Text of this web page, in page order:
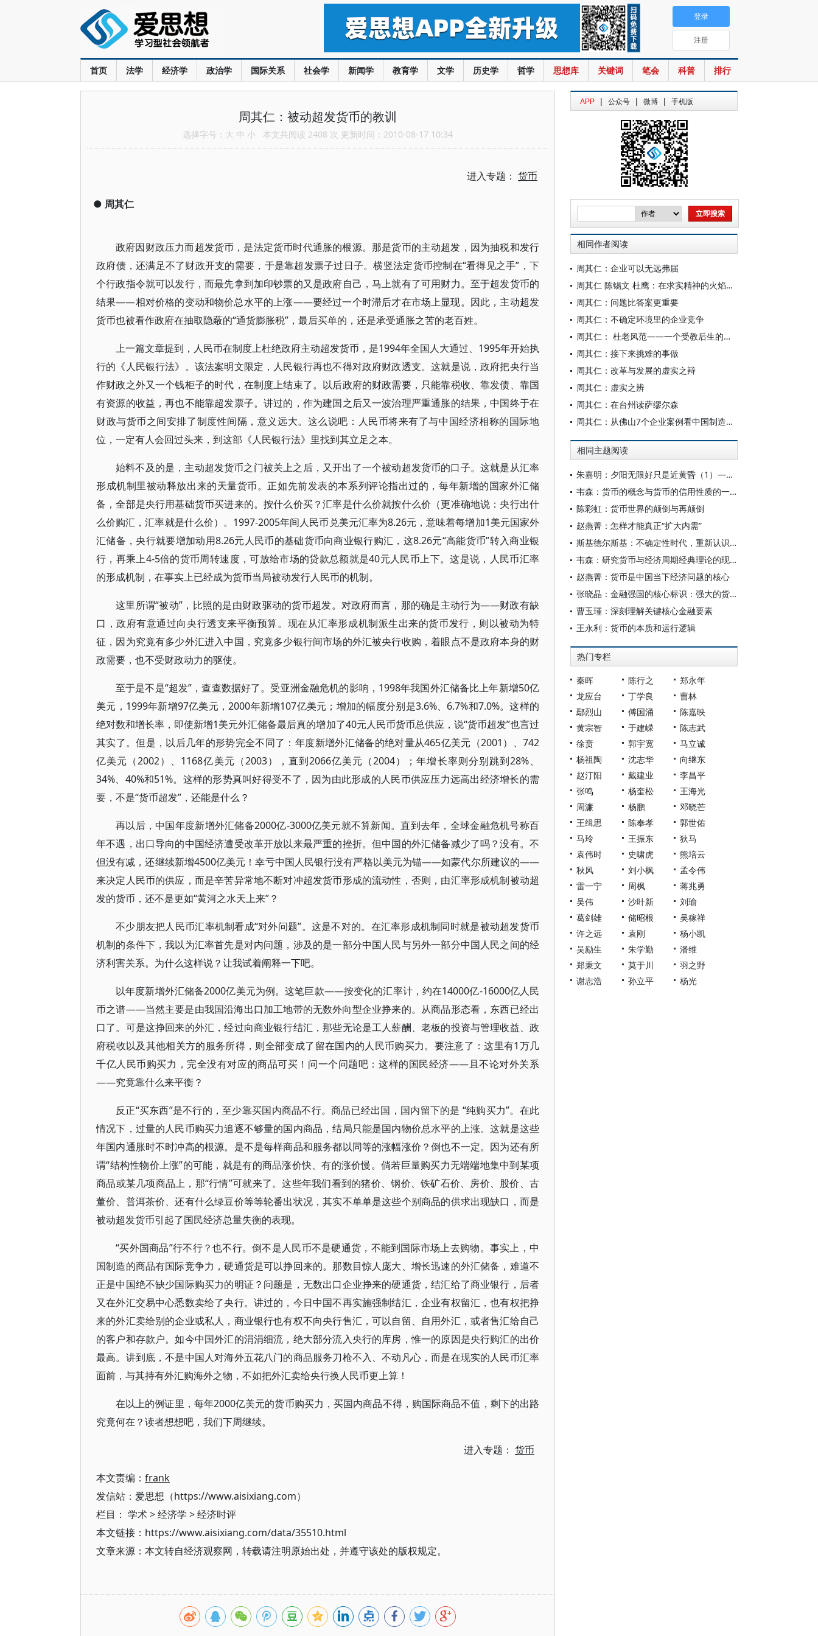
首页 法学 经济学 政治学 国际关系 社会学 新闻学 教育学 文学 历史学 哲学 思想库 关键词 笔会 科普 排行
登录
注册
周其仁：被动超发货币的教训
选择字号： 大 中 小 本文共阅读 2408 次 更新时间：2010-08-17 10:34
进入专题： 货币
● 周其仁
政府因财政压力而超发货币，是法定货币时代通胀的根源。那是货币的主动超发，因为抽税和发行
政府债，还满足不了财政开支的需要，于是靠超发票子过日子。横竖法定货币控制在“看得见之手”，下
个行政指令就可以发行，而最先拿到加印钞票的又是政府自己，马上就有了可用财力。至于超发货币的
结果——相对价格的变动和物价总水平的上涨——要经过一个时滞后才在市场上显现。因此，主动超发
货币也被看作政府在抽取隐蔽的“通货膨胀税”，最后买单的，还是承受通胀之苦的老百姓。
上一篇文章提到，人民币在制度上杜绝政府主动超发货币，是1994年全国人大通过、1995年开始执
行的《人民银行法》。该法案明文限定，人民银行再也不得对政府财政透支。这就是说，政府把央行当
作财政之外又一个钱柜子的时代，在制度上结束了。以后政府的财政需要，只能靠税收、靠发债、靠国
有资源的收益，再也不能靠超发票子。讲过的，作为建国之后又一波治理严重通胀的结果，中国终于在
财政与货币之间安排了制度性间隔，意义远大。这么说吧：人民币将来有了与中国经济相称的国际地
位，一定有人会回过头来，到这部《人民银行法》里找到其立足之本。
始料不及的是，主动超发货币之门被关上之后，又开出了一个被动超发货币的口子。这就是从汇率
形成机制里被动释放出来的天量货币。正如先前发表的本系列评论指出过的，每年新增的国家外汇储
备，全部是央行用基础货币买进来的。按什么价买？汇率是什么价就按什么价（更准确地说：央行出什
么价购汇，汇率就是什么价）。1997-2005年间人民币兑美元汇率为8.26元，意味着每增加1美元国家外
汇储备，央行就要增加动用8.26元人民币的基础货币向商业银行购汇，这8.26元“高能货币”转入商业银
行，再乘上4-5倍的货币周转速度，可放给市场的贷款总额就是40元人民币上下。这是说，人民币汇率
的形成机制，在事实上已经成为货币当局被动发行人民币的机制。
这里所谓“被动”，比照的是由财政驱动的货币超发。对政府而言，那的确是主动行为——财政有缺
口，政府有意通过向央行透支来平衡预算。现在从汇率形成机制派生出来的货币发行，则以被动为特
征，因为究竟有多少外汇进入中国，究竟多少银行间市场的外汇被央行收购，着眼点不是政府本身的财
政需要，也不受财政动力的驱使。
至于是不是“超发”，查查数据好了。受亚洲金融危机的影响，1998年我国外汇储备比上年新增50亿
美元，1999年新增97亿美元，2000年新增107亿美元；增加的幅度分别是3.6%、6.7%和7.0%。这样的
绝对数和增长率，即使新增1美元外汇储备最后真的增加了40元人民币货币总供应，说“货币超发”也言过
其实了。但是，以后几年的形势完全不同了：年度新增外汇储备的绝对量从465亿美元（2001）、742
亿美元（2002）、1168亿美元（2003），直到2066亿美元（2004）；年增长率则分别跳到28%、
34%、40%和51%。这样的形势真叫好得受不了，因为由此形成的人民币供应压力远高出经济增长的需
要，不是“货币超发”，还能是什么？
再以后，中国年度新增外汇储备2000亿-3000亿美元就不算新闻。直到去年，全球金融危机号称百
年不遇，出口导向的中国经济遭受改革开放以来最严重的挫折。但中国的外汇储备减少了吗？没有。不
但没有减，还继续新增4500亿美元！幸亏中国人民银行没有严格以美元为锚——如蒙代尔所建议的——
来决定人民币的供应，而是辛苦异常地不断对冲超发货币形成的流动性，否则，由汇率形成机制被动超
发的货币，还不是更如“黄河之水天上来”？
不少朋友把人民币汇率机制看成“对外问题”。这是不对的。在汇率形成机制同时就是被动超发货币
机制的条件下，我以为汇率首先是对内问题，涉及的是一部分中国人民与另外一部分中国人民之间的经
济利害关系。为什么这样说？让我试着阐释一下吧。
以年度新增外汇储备2000亿美元为例。这笔巨款——按变化的汇率计，约在14000亿-16000亿人民
币之谱——当然主要是由我国沿海出口加工地带的无数外向型企业挣来的。从商品形态看，东西已经出
口了。可是这挣回来的外汇，经过向商业银行结汇，那些无论是工人薪酬、老板的投资与管理收益、政
府税收以及其他相关方的服务所得，则全部变成了留在国内的人民币购买力。要注意了：这里有1万几
千亿人民币购买力，完全没有对应的商品可买！问一个问题吧：这样的国民经济——且不论对外关系
——究竟靠什么来平衡？
反正“买东西”是不行的，至少靠买国内商品不行。商品已经出国，国内留下的是 “纯购买力”。在此
情况下，过量的人民币购买力追逐不够量的国内商品，结局只能是国内物价总水平的上涨。这就是这些
年国内通胀时不时冲高的根源。是不是每样商品和服务都以同等的涨幅涨价？倒也不一定。因为还有所
谓“结构性物价上涨”的可能，就是有的商品涨价快、有的涨价慢。倘若巨量购买力无端端地集中到某项
商品或某几项商品上，那“行情”可就来了。这些年我们看到的猪价、钢价、铁矿石价、房价、股价、古
董价、普洱茶价、还有什么绿豆价等等轮番出状况，其实不单单是这些个别商品的供求出现缺口，而是
被动超发货币引起了国民经济总量失衡的表现。
“买外国商品”行不行？也不行。倒不是人民币不是硬通货，不能到国际市场上去购物。事实上，中
国制造的商品有国际竞争力，硬通货是可以挣回来的。那数目惊人庞大、增长迅速的外汇储备，难道不
正是中国绝不缺少国际购买力的明证？问题是，无数出口企业挣来的硬通货，结汇给了商业银行，后者
又在外汇交易中心悉数卖给了央行。讲过的，今日中国不再实施强制结汇，企业有权留汇，也有权把挣
来的外汇卖给别的企业或私人，商业银行也有权不向央行售汇，可以自留、自用外汇，或者售汇给自己
的客户和存款户。如今中国外汇的涓涓细流，绝大部分流入央行的库房，惟一的原因是央行购汇的出价
最高。讲到底，不是中国人对海外五花八门的商品服务刀枪不入、不动凡心，而是在现实的人民币汇率
面前，与其持有外汇购海外之物，不如把外汇卖给央行换人民币更上算！
在以上的例证里，每年2000亿美元的货币购买力，买国内商品不得，购国际商品不值，剩下的出路
究竟何在？读者想想吧，我们下周继续。
进入专题： 货币
本文责编： frank
发信站：爱思想（https://www.aisixiang.com）
栏目： 学术>经济学 >经济时评
本文链接：https://www.aisixiang.com/data/35510.html
文章来源：本文转自经济观察网，转载请注明原始出处，并遵守该处的版权规定。
APP | 公众号 | 微博 | 手机版
相同作者阅读
周其仁：企业可以无远弗届
周其仁 陈锡文 杜鹰：在求实精神的火焰中完成理论经济学的变革
周其仁：问题比答案更重要
周其仁：不确定环境里的企业竞争
周其仁： 杜老风范——一个受教后生的记忆
周其仁：接下来挑难的事做
周其仁：改革与发展的虚实之辩
周其仁：虚实之辨
周其仁：在台州读萨缪尔森
周其仁：从佛山7个企业案例看中国制造业创新趋势
相同主题阅读
朱嘉明：夕阳无限好只是近黄昏（1）——关于人工智能导致货币消亡进程的几个问题
韦森：货币的概念与货币的信用性质的一些新思考
陈彩虹：货币世界的颠倒与再颠倒
赵燕菁：怎样才能真正“扩大内需”
斯基德尔斯基：不确定性时代，重新认识货币与政府在经济秩序中的角色
韦森：研究货币与经济周期经典理论的现实意义——略谈《货币与经济周期》
赵燕菁：货币是中国当下经济问题的核心
张晓晶：金融强国的核心标识：强大的货币与央行
曹玉瑾：深刻理解关键核心金融要素
王永利：货币的本质和运行逻辑
热门专栏
秦晖 陈行之
郑永年
龙应台
丁学良
曹林
鄢烈山
傅国涌
陈嘉映
黄宗智
于建嵘
陈志武
徐贲
郭宇宽
马立诚
杨祖陶
沈志华
向继东
赵汀阳
戴建业
李昌平
张鸣
杨奎松
王海光
周濂
杨鹏
邓晓芒
王缉思
陈奉孝
郭世佑
马玲
王振东
狄马
袁伟时
史啸虎
熊培云
秋风
刘小枫
孟令伟
雷一宁
周枫
蒋兆勇
吴伟
沙叶新
刘瑜
葛剑雄
储昭根
吴稼祥
许之远
袁刚
杨小凯
吴励生
朱学勤
潘维
郑秉文
莫于川
羽之野
谢志浩
孙立平 杨光